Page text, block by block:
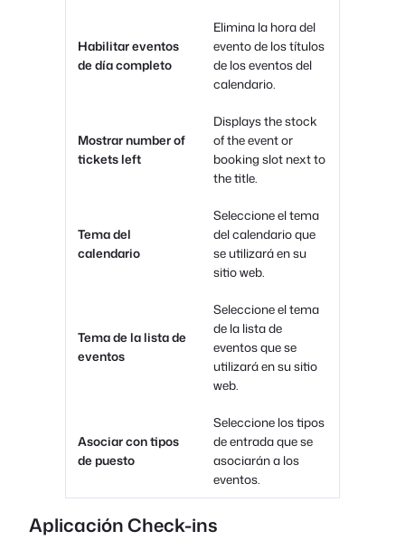
Habilitar eventos
de día completo
Elimina la hora del
evento de los títulos
de los eventos del
calendario.
Mostrar number of
tickets left
Displays the stock
of the event or
booking slot next to
the title.
Tema del
calendario
Seleccione el tema
del calendario que
se utilizará en su
sitio web.
Tema de la lista de
eventos
Seleccione el tema
de la lista de
eventos que se
utilizará en su sitio
web.
Asociar con tipos
de puesto
Seleccione los tipos
de entrada que se
asociarán a los
eventos.
Aplicación Check-ins